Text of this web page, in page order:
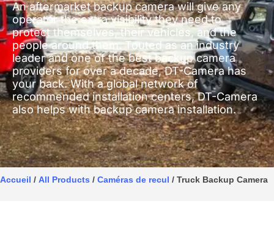
An aftermarket backup camera will give any
operator the extra visibility they need to
protect themselves, their vehicles, and the
people around them. Touted as an industry
leader and one of the best backup camera
providers for over a decade, DT-Camera has
your back. With a global network of
recommended installation centers, DT-Camera
also helps with backup camera installation.
Accueil / All Products / Caméras de recul / Truck Backup Camera